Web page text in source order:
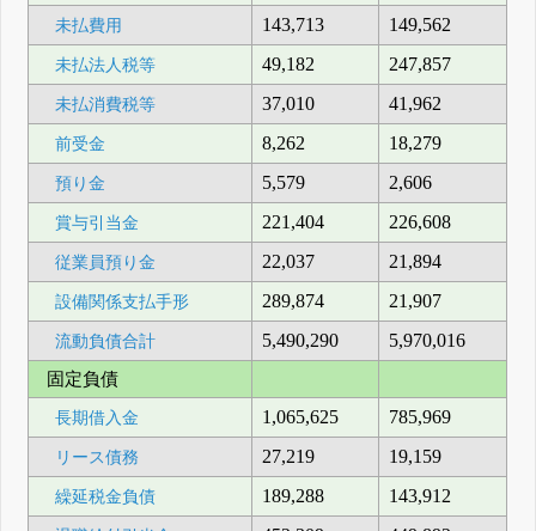
未払費用 143,713 149,562
未払法人税等 49,182 247,857
未払消費税等 37,010 41,962
前受金 8,262 18,279
預り金 5,579 2,606
賞与引当金 221,404 226,608
従業員預り金 22,037 21,894
設備関係支払手形 289,874 21,907
流動負債合計 5,490,290
5,970,016
固定負債
長期借入金 1,065,625 785,969
リース債務 27,219 19,159
繰延税金負債 189,288 143,912